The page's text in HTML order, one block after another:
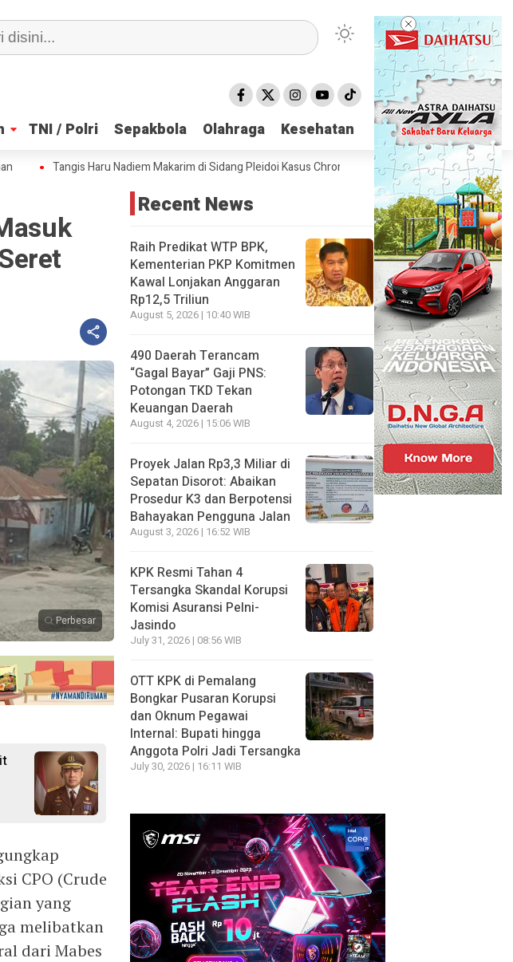
TNI / Polri Sepakbola Olahraga Kesehatan
TNI / Polri Sepakbola Olahraga Kesehatan
Tangis Haru Nadiem Makarim di Sidang Pleidoi Kasus Chromebook, Pilih Pakai Jaket Gojek
Perbesar
CPO (Crude
yang
melibatkan
dari Mabes
Recent News
Raih Predikat WTP BPK,
Kementerian PKP Komitmen
Kawal Lonjakan Anggaran
Rp12,5 Triliun
August 5, 2026 | 10:40 WIB
490 Daerah Terancam
“Gagal Bayar” Gaji PNS:
Potongan TKD Tekan
Keuangan Daerah
August 4, 2026 | 15:06 WIB
Proyek Jalan Rp3,3 Miliar di
Sepatan Disorot: Abaikan
Prosedur K3 dan Berpotensi
Bahayakan Pengguna Jalan
August 3, 2026 | 16:52 WIB
KPK Resmi Tahan 4
Tersangka Skandal Korupsi
Komisi Asuransi Pelni-
Jasindo
July 31, 2026 | 08:56 WIB
OTT KPK di Pemalang
Bongkar Pusaran Korupsi
dan Oknum Pegawai
Internal: Bupati hingga
Anggota Polri Jadi Tersangka
July 30, 2026 | 16:11 WIB